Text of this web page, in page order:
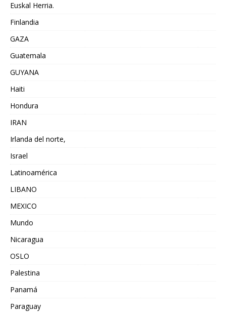
Euskal Herria.
Finlandia
GAZA
Guatemala
GUYANA
Haiti
Hondura
IRAN
Irlanda del norte,
Israel
Latinoamérica
LIBANO
MEXICO
Mundo
Nicaragua
OSLO
Palestina
Panamá
Paraguay